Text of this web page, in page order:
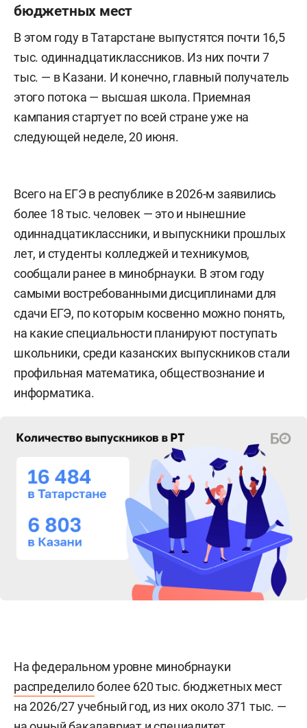
бюджетных мест
В этом году в Татарстане выпустятся почти 16,5
тыс. одиннадцатиклассников. Из них почти 7
тыс. — в Казани. И конечно, главный получатель
этого потока — высшая школа. Приемная
кампания стартует по всей стране уже на
следующей неделе, 20 июня.
Всего на ЕГЭ в республике в 2026-м заявились
более 18 тыс. человек — это и нынешние
одиннадцатиклассники, и выпускники прошлых
лет, и студенты колледжей и техникумов,
сообщали ранее в минобрнауки. В этом году
самыми востребованными дисциплинами для
сдачи ЕГЭ, по которым косвенно можно понять,
на какие специальности планируют поступать
школьники, среди казанских выпускников стали
профильная математика, обществознание и
информатика.
На федеральном уровне минобрнауки
распределилоболее 620 тыс. бюджетных мест
на 2026/27 учебный год, из них около 371 тыс. —